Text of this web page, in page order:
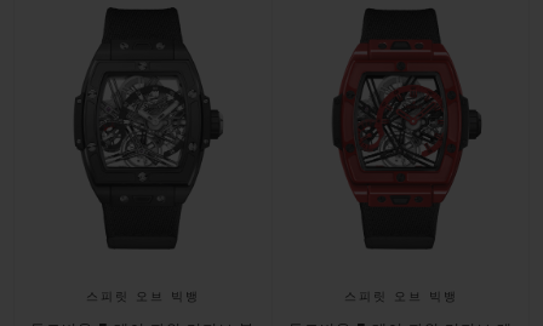
스피릿 오브 빅뱅 스피릿 오브 빅뱅